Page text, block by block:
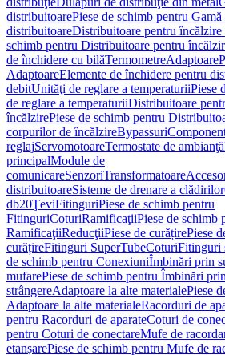
distribuitoarePiese de schimb pentru Gamă
distribuitoareDistribuitoare pentru încălzire
schimb pentru Distribuitoare pentru
de închidere cu bilăTermometreAdaptoare
AdaptoareElemente de închidere pentru
debitUnităţi de reglare a temperaturiiPiese
de reglare a temperaturiiDistribuitoare
încălzirePiese de schimb pentru
corpurilor de încălzireBypassuri
reglajServomotoareTermostate de ambianţă
principalModule de
comunicareSenzoriTransformatoare
distribuitoareSisteme de drenare a clădirilor
db20ŢeviFitinguriPiese de schimb pentru
FitinguriCoturiRamificaţiiPiese de schimb
RamificaţiiReducţiiPiese de curățirePiese
curățireFitinguri SuperTubeCoturiFitinguri
de schimb pentru ConexiuniÎmbinări prin
mufarePiese de schimb pentru Îmbinări
strângereAdaptoare la alte materialePiese
Adaptoare la alte materialeRacorduri de
pentru Racorduri de aparateCoturi de
pentru Coturi de conectareMufe de
etanșarePiese de schimb pentru Mufe de